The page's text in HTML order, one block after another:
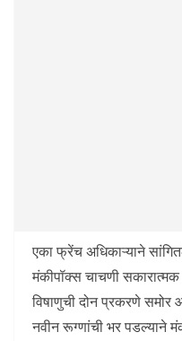
एका फ्रेंच अधिकाऱ्याने
मंकीपॉक्स चाचणी
विषाणुची दोन प्रकरणे
नवीन रूग्णांची भर पडल्याने